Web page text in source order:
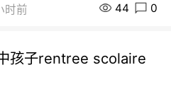
时前 44 0
孩子rentree scolaire